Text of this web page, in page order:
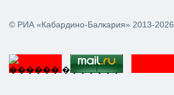
© РИА «Кабардино-Балкария» 2013-2026